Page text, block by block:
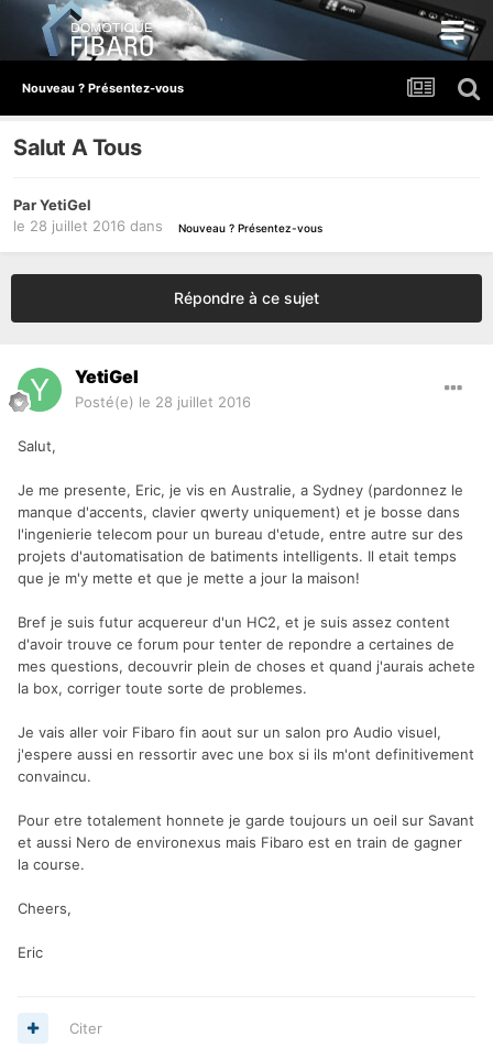
Nouveau ? Présentez-vous
Salut A Tous
ParYetiGel
le 28 juillet 2016 dans Nouveau ? Présentez-vous
Répondre à ce sujet
YetiGel
Posté(e) le 28 juillet 2016
Salut,
Je me presente, Eric, je vis en Australie, a Sydney (pardonnez le
manque d'accents, clavier qwerty uniquement) et je bosse dans
l'ingenierie telecom pour un bureau d'etude, entre autre sur des
projets d'automatisation de batiments intelligents. Il etait temps
que je m'y mette et que je mette a jour la maison!
Bref je suis futur acquereur d'un HC2, et je suis assez content
d'avoir trouve ce forum pour tenter de repondre a certaines de
mes questions, decouvrir plein de choses et quand j'aurais achete
la box, corriger toute sorte de problemes.
Je vais aller voir Fibaro fin aout sur un salon pro Audio visuel,
j'espere aussi en ressortir avec une box si ils m'ont definitivement
convaincu.
Pour etre totalement honnete je garde toujours un oeil sur Savant
et aussi Nero de environexus mais Fibaro est en train de gagner
la course.
Cheers,
Eric
Citer